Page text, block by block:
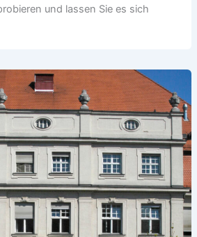
und lassen Sie es sich